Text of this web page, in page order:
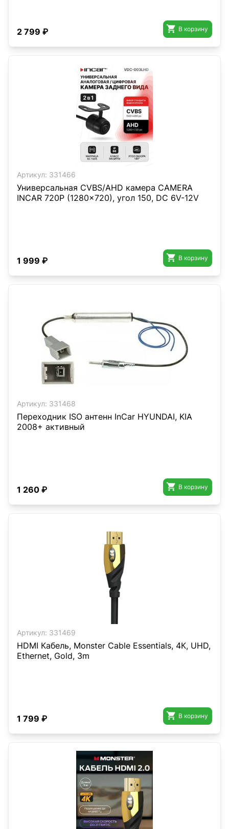
2 799 ₽  В корзину
Артикул: 331466
Универсальная CVBS/AHD камера CAMERA
INCAR 720P (1280x720), угол 150, DC 6V-12V
1 999 ₽  В корзину
Артикул: 331468
Переходник ISO антенн InCar HYUNDAI, KIA
2008+ активный
1 260 ₽  В корзину
Артикул: 331469
HDMI Кабель, Monster Cable Essentials, 4К, UHD,
Ethernet, Gold, 3m
1 799 ₽  В корзину